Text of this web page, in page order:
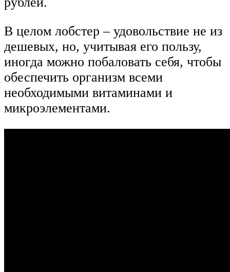
В целом лобстер – удовольствие не из
дешевых, но, учитывая его пользу,
иногда можно побаловать себя, чтобы
обеспечить организм всеми
необходимыми витаминами и
микроэлементами.